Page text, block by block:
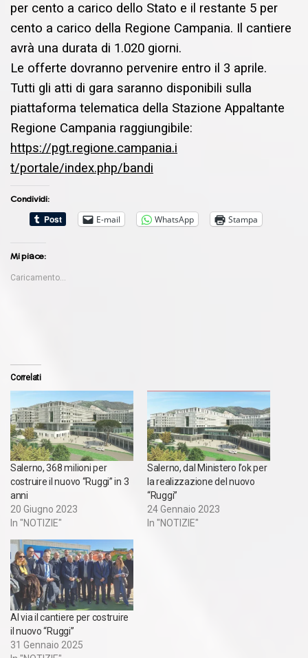
per cento a carico dello Stato e il restante 5 per
cento a carico della Regione Campania. Il cantiere
avrà una durata di 1.020 giorni.
Le offerte dovranno pervenire entro il 3 aprile.
Tutti gli atti di gara saranno disponibili sulla
piattaforma telematica della Stazione Appaltante
Regione Campania raggiungibile:
https://pgt.regione.campania.i
t/portale/index.php/bandi
Condividi:
E-mail
WhatsApp Stampa
Mi piace:
Caricamento...
Correlati
Salerno, 368 milioni per
costruire il nuovo “Ruggi” in 3
anni
20 Giugno 2023
In "NOTIZIE"
Salerno, dal Ministero l’ok per
la realizzazione del nuovo
“Ruggi”
24 Gennaio 2023
In "NOTIZIE"
Al via il cantiere per costruire
il nuovo “Ruggi”
31 Gennaio 2025